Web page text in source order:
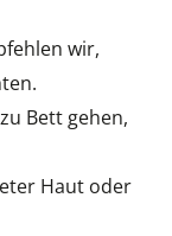
wir,
Bett gehen,
Haut oder